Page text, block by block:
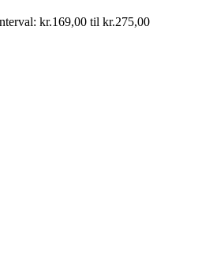
kr.169,00 til kr.275,00